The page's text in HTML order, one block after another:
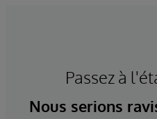
Passez à
Nous serions